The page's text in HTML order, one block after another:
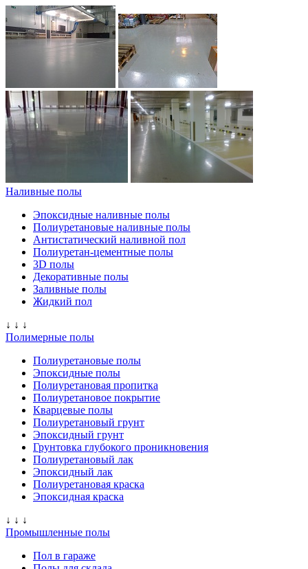
Наливные полы
Эпоксидные наливные полы
Полиуретановые наливные полы
Антистатический наливной пол
Полиуретан-цементные полы
3D полы
Декоративные полы
Заливные полы
Жидкий пол
↓ ↓ ↓
Полимерные полы
Полиуретановые полы
Эпоксидные полы
Полиуретановая пропитка
Полиуретановое покрытие
Кварцевые полы
Полиуретановый грунт
Эпоксидный грунт
Грунтовка глубокого проникновения
Полиуретановый лак
Эпоксидный лак
Полиуретановая краска
Эпоксидная краска
↓ ↓ ↓
Промышленные полы
Пол в гараже